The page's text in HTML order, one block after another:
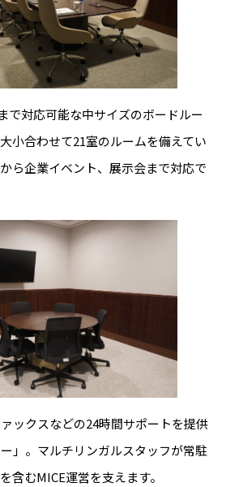
で対応可能な中サイズのボードルー
小合わせて21室のルームを備えてい
ら企業イベント、展示会まで対応で
ックスなどの24時間サポートを提供
」。マルチリンガルスタッフが常駐
含むMICE運営を支えます。